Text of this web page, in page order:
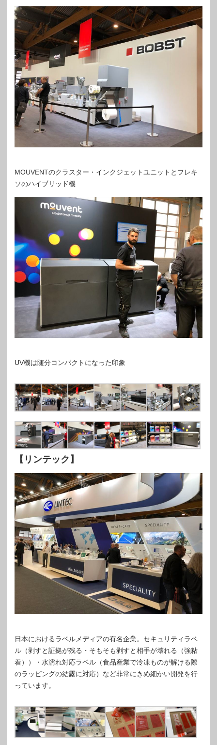
MOUVENTのクラスター・インクジェットユニットとフレキ
ソのハイブリッド機
UV機は随分コンパクトになった印象
【リンテック】
日本におけるラベルメディアの有名企業。セキュリティラベ
ル（剥すと証拠が残る・そもそも剥すと相手が壊れる（強粘
着））・水濡れ対応ラベル（食品産業で冷凍ものが解ける際
のラッピングの結露に対応）など非常にきめ細かい開発を行
っています。